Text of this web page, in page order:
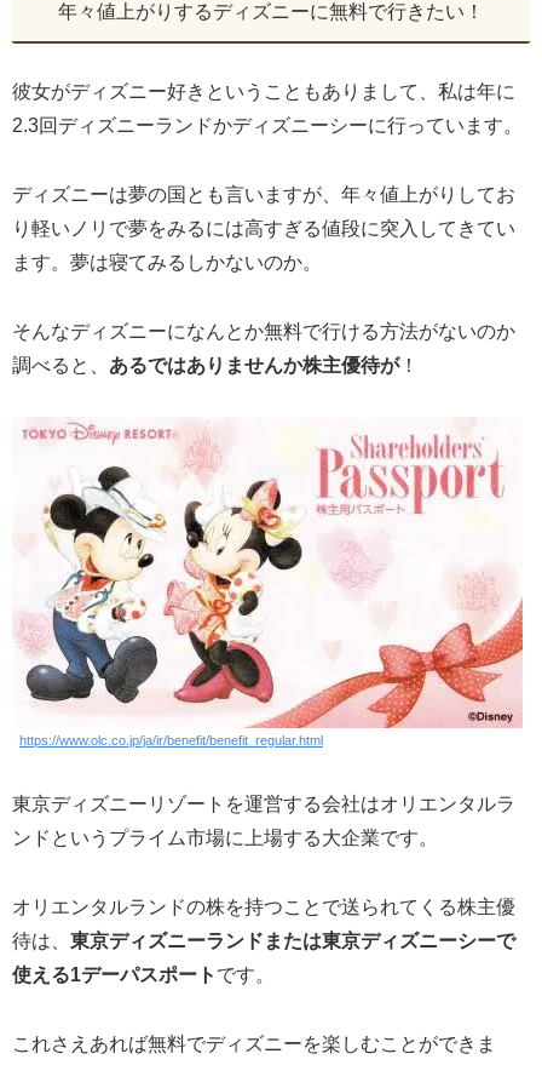
年々値上がりするディズニーに無料で行きたい！
彼女がディズニー好きということもありまして、私は年に
2.3回ディズニーランドかディズニーシーに行っています。
ディズニーは夢の国とも言いますが、年々値上がりしてお
り軽いノリで夢をみるには高すぎる値段に突入してきてい
ます。夢は寝てみるしかないのか。
そんなディズニーになんとか無料で行ける方法がないのか
調べると、 あるではありませんか株主優待が！
https://www.olc.co.jp/ja/ir/benefit/benefit_regular.html
東京ディズニーリゾートを運営する会社はオリエンタルラ
ンドというプライム市場に上場する大企業です。
オリエンタルランドの株を持つことで送られてくる株主優
待は、 東京ディズニーランドまたは東京ディズニーシーで
使える1デーパスポート です。
これさえあれば無料でディズニーを楽しむことができま